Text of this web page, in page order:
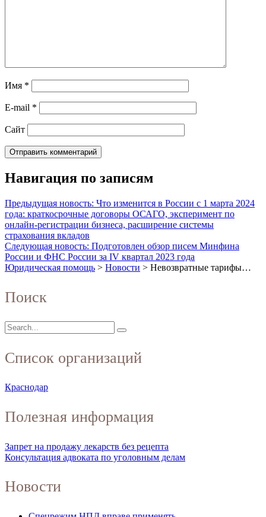
Имя *
E-mail *
Сайт
Навигация по записям
Предыдущая новость: Что изменится в России с 1 марта 2024
года: краткосрочные договоры ОСАГО, эксперимент по
онлайн-регистрации бизнеса, расширение системы
страхования вкладов
Следующая новость: Подготовлен обзор писем Минфина
России и ФНС России за IV квартал 2023 года
Юридическая помощь > Новости > Невозвратные тарифы…
Поиск
Список организаций
Краснодар
Полезная информация
Запрет на продажу лекарств без рецепта
Консультация адвоката по уголовным делам
Новости